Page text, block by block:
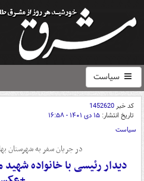
سیاست
کد خبر1452620
تاریخ انتشار: ۱۵ دی ۱۴۰۱ - ۱۶:۵۸
سیاست
در جریان سفر به شهرستان
دیدار رئیسی با خانواده